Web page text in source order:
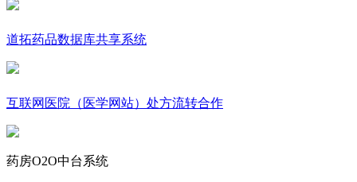
道拓药品数据库共享系统
互联网医院（医学网站）处方流转合作
药房O2O中台系统